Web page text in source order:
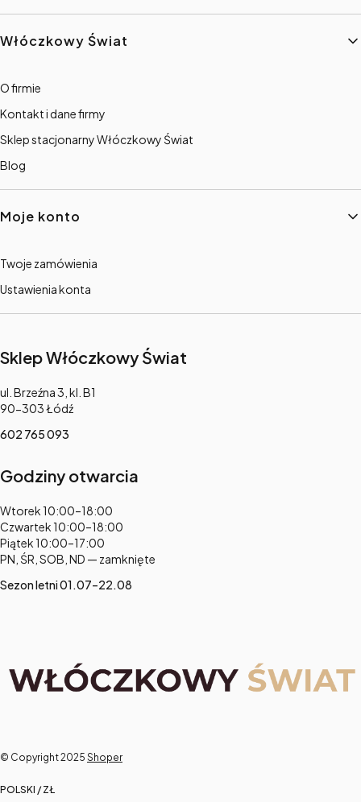
Włóczkowy Świat
O firmie
Kontakt i dane firmy
Sklep stacjonarny Włóczkowy Świat
Blog
Moje konto
Twoje zamówienia
Ustawienia konta
Sklep Włóczkowy Świat
Adres:
ul. Brzeźna 3, kl. B1
90-303 Łódź
602 765 093
Godziny otwarcia
Adres:
Wtorek 10:00–18:00
Czwartek 10:00–18:00
Piątek 10:00–17:00
PN, ŚR, SOB, ND — zamknięte
Sezon letni 01.07–22.08
© Copyright 2025 Shoper
POLSKI / ZŁ